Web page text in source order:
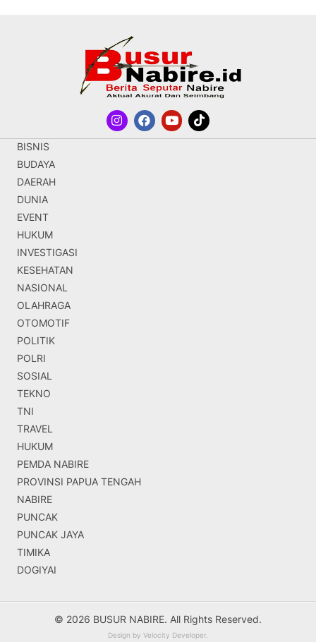
BISNIS
BUDAYA
DAERAH
DUNIA
EVENT
HUKUM
INVESTIGASI
KESEHATAN
NASIONAL
OLAHRAGA
OTOMOTIF
POLITIK
POLRI
SOSIAL
TEKNO
TNI
TRAVEL
HUKUM
PEMDA NABIRE
PROVINSI PAPUA TENGAH
NABIRE
PUNCAK
PUNCAK JAYA
TIMIKA
DOGIYAI
© 2026 BUSUR NABIRE. All Rights Reserved.
Design by Velocity Developer